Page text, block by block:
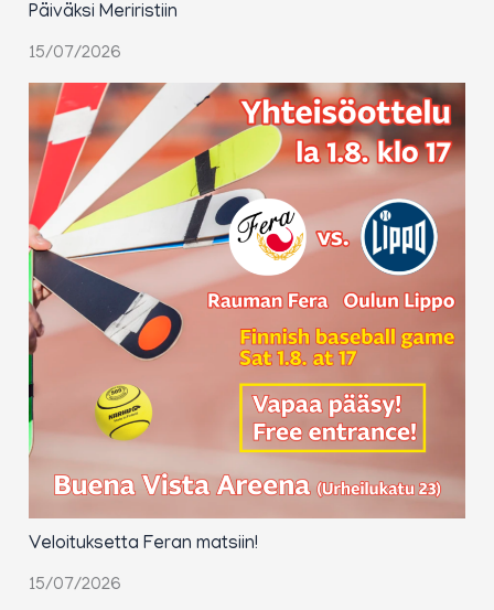
Päiväksi Meriristiin
15/07/2026
Veloituksetta Feran matsiin!
15/07/2026